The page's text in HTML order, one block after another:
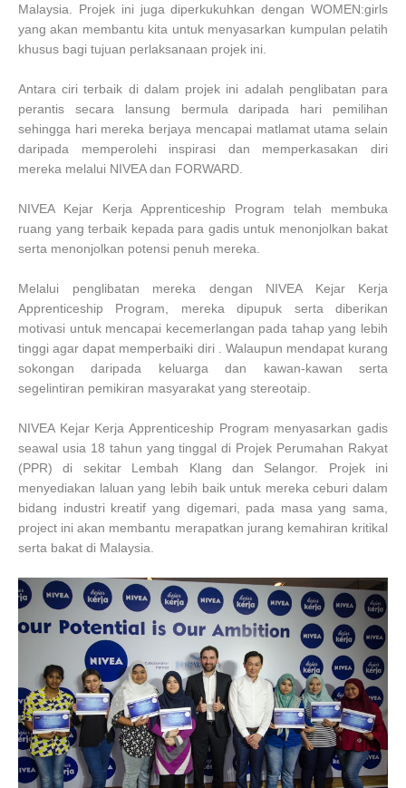
Malaysia. Projek ini juga diperkukuhkan dengan WOMEN:girls
yang akan membantu kita untuk menyasarkan kumpulan pelatih
khusus bagi tujuan perlaksanaan projek ini.
Antara ciri terbaik di dalam projek ini adalah penglibatan para
perantis secara lansung bermula daripada hari pemilihan
sehingga hari mereka berjaya mencapai matlamat utama selain
daripada memperolehi inspirasi dan memperkasakan diri
mereka melalui NIVEA dan FORWARD.
NIVEA Kejar Kerja Apprenticeship Program telah membuka
ruang yang terbaik kepada para gadis untuk menonjolkan bakat
serta menonjolkan potensi penuh mereka.
Melalui penglibatan mereka dengan NIVEA Kejar Kerja
Apprenticeship Program, mereka dipupuk serta diberikan
motivasi untuk mencapai kecemerlangan pada tahap yang lebih
tinggi agar dapat memperbaiki diri . Walaupun mendapat kurang
sokongan daripada keluarga dan kawan-kawan serta
segelintiran pemikiran masyarakat yang stereotaip.
NIVEA Kejar Kerja Apprenticeship Program menyasarkan gadis
seawal usia 18 tahun yang tinggal di Projek Perumahan Rakyat
(PPR) di sekitar Lembah Klang dan Selangor. Projek ini
menyediakan laluan yang lebih baik untuk mereka ceburi dalam
bidang industri kreatif yang digemari, pada masa yang sama,
project ini akan membantu merapatkan jurang kemahiran kritikal
serta bakat di Malaysia.